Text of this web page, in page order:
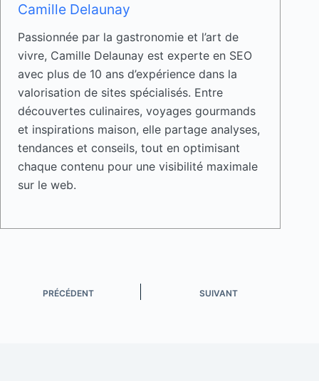
Camille Delaunay
Passionnée par la gastronomie et l’art de
vivre, Camille Delaunay est experte en SEO
avec plus de 10 ans d’expérience dans la
valorisation de sites spécialisés. Entre
découvertes culinaires, voyages gourmands
et inspirations maison, elle partage analyses,
tendances et conseils, tout en optimisant
chaque contenu pour une visibilité maximale
sur le web.
PRÉCÉDENT SUIVANT